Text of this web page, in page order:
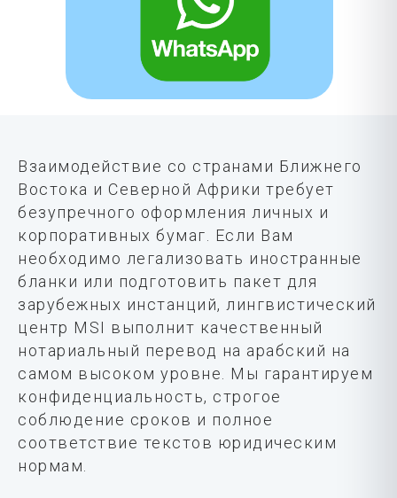
Взаимодействие со странами Ближнего
Востока и Северной Африки требует
безупречного оформления личных и
корпоративных бумаг. Если Вам
необходимо легализовать иностранные
бланки или подготовить пакет для
зарубежных инстанций, лингвистический
центр MSI выполнит качественный
нотариальный перевод на арабский на
самом высоком уровне. Мы гарантируем
конфиденциальность, строгое
соблюдение сроков и полное
соответствие текстов юридическим
нормам.